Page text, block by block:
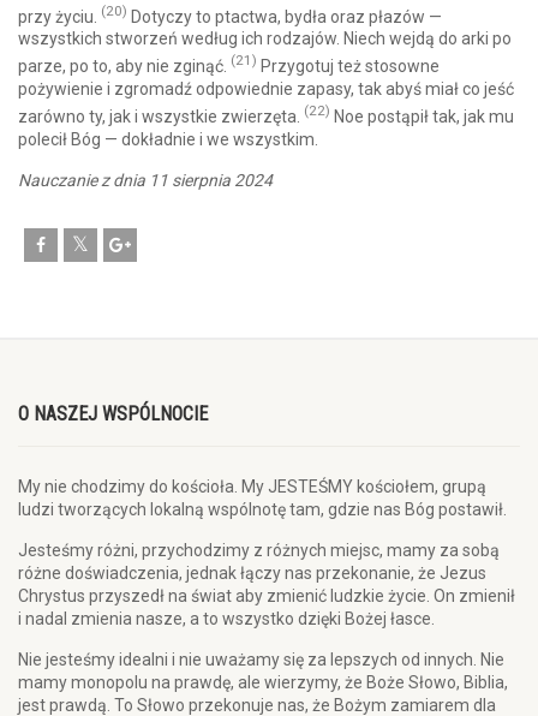
przy życiu. (20) Dotyczy to ptactwa, bydła oraz płazów —
wszystkich stworzeń według ich rodzajów. Niech wejdą do arki po
parze, po to, aby nie zginąć. (21) Przygotuj też stosowne
pożywienie i zgromadź odpowiednie zapasy, tak abyś miał co jeść
zarówno ty, jak i wszystkie zwierzęta. (22) Noe postąpił tak, jak mu
polecił Bóg — dokładnie i we wszystkim.
Nauczanie z dnia 11 sierpnia 2024
O NASZEJ WSPÓLNOCIE
My nie chodzimy do kościoła. My JESTEŚMY kościołem, grupą
ludzi tworzących lokalną wspólnotę tam, gdzie nas Bóg postawił.
Jesteśmy różni, przychodzimy z różnych miejsc, mamy za sobą
różne doświadczenia, jednak łączy nas przekonanie, że Jezus
Chrystus przyszedł na świat aby zmienić ludzkie życie. On zmienił
i nadal zmienia nasze, a to wszystko dzięki Bożej łasce.
Nie jesteśmy idealni i nie uważamy się za lepszych od innych. Nie
mamy monopolu na prawdę, ale wierzymy, że Boże Słowo, Biblia,
jest prawdą. To Słowo przekonuje nas, że Bożym zamiarem dla